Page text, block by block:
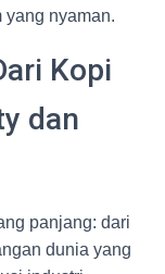
yang nyaman.
Kopi
dan
panjang: dari
dunia yang